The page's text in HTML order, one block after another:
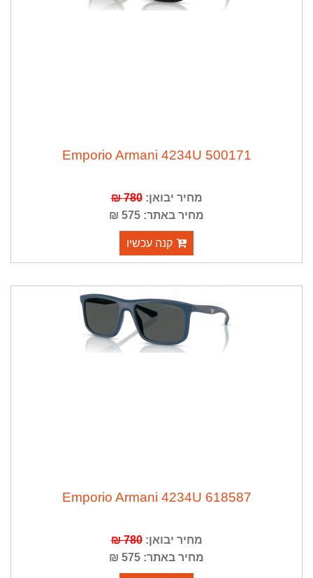
Emporio Armani 4234U 500171
מחיר יבואן:780 ₪
מחיר באתר: 575 ₪
קנה עכשיו
Emporio Armani 4234U 618587
מחיר יבואן:780 ₪
מחיר באתר: 575 ₪